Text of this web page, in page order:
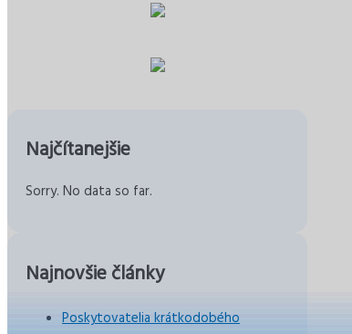
Najčítanejšie
Sorry. No data so far.
Najnovšie články
Poskytovatelia krátkodobého